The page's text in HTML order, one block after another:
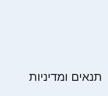
תנאים ומדיניות